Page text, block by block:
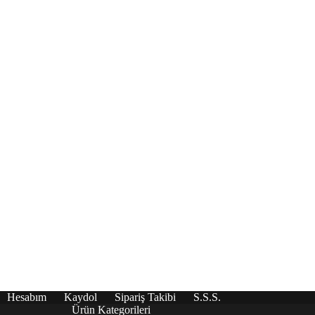
Hesabım Kaydol Sipariş Takibi
S.S.S.
Ürün Kategorileri